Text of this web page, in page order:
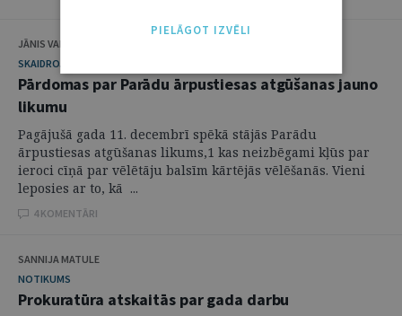
JĀNIS VANAGS
SKAIDROJUMI. VIEDOKĻI
Pārdomas par Parādu ārpustiesas atgūšanas jauno
likumu
Pagājušā gada 11. decembrī spēkā stājās Parādu
ārpustiesas atgūšanas likums,1 kas neizbēgami kļūs par
ieroci cīņā par vēlētāju balsīm kārtējās vēlēšanās. Vieni
leposies ar to, kā ...
4 KOMENTĀRI
SANNIJA MATULE
NOTIKUMS
Prokuratūra atskaitās par gada darbu
PIELĀGOT IZVĒLI